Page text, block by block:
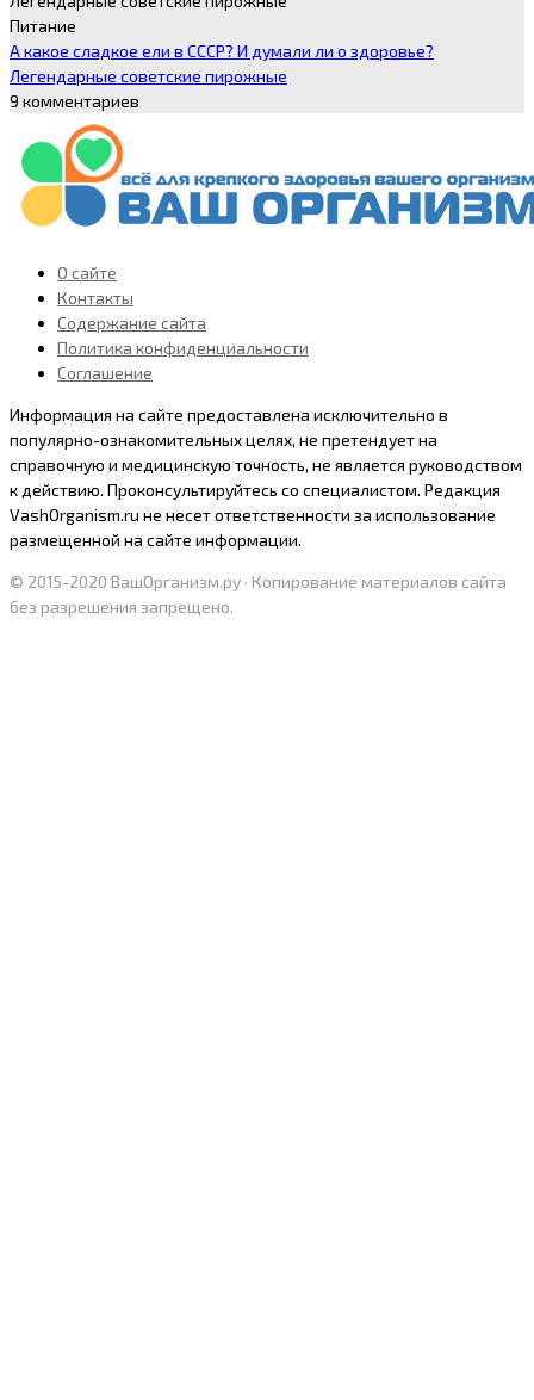
Питание
А какое сладкое ели в СССР? И думали ли о здоровье?
Легендарные советские пирожные
9 комментариев
О сайте
Контакты
Содержание сайта
Политика конфиденциальности
Соглашение
Информация на сайте предоставлена исключительно в
популярно-ознакомительных целях, не претендует на
справочную и медицинскую точность, не является руководством
к действию. Проконсультируйтесь со специалистом. Peдaкция
VashOrganism.ru нe нeceт oтвeтcтвeннocти зa иcпoльзoвaниe
paзмeщeннoй нa caйтe инфopмaции.
© 2015-2020 ВашОрганизм.ру · Копирование материалов сайта
без разрешения запрещено.